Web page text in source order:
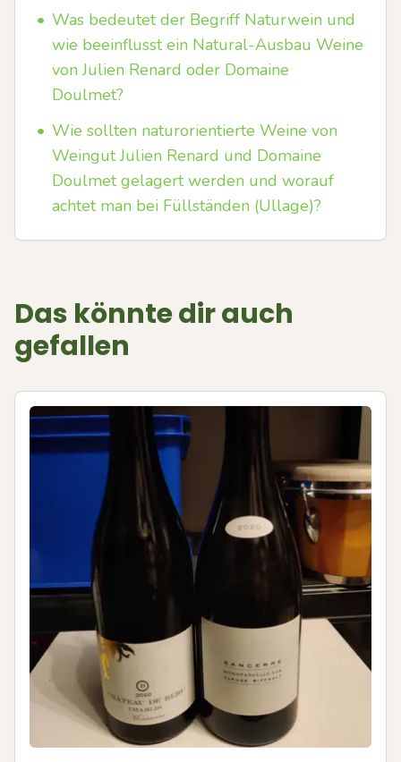
• Was bedeutet der Begriff Naturwein und
wie beeinflusst ein Natural-Ausbau Weine
von Julien Renard oder Domaine
Doulmet?
• Wie sollten naturorientierte Weine von
Weingut Julien Renard und Domaine
Doulmet gelagert werden und worauf
achtet man bei Füllständen (Ullage)?
Das könnte dir auch
gefallen